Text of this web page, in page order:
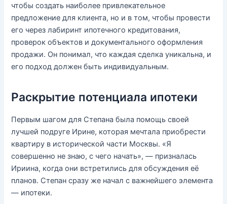
чтобы создать наиболее привлекательное
предложение для клиента, но и в том, чтобы провести
его через лабиринт ипотечного кредитования,
проверок объектов и документального оформления
продажи. Он понимал, что каждая сделка уникальна, и
его подход должен быть индивидуальным.
Раскрытие потенциала ипотеки
Первым шагом для Степана была помощь своей
лучшей подруге Ирине, которая мечтала приобрести
квартиру в исторической части Москвы. «Я
совершенно не знаю, с чего начать», — призналась
Ириина, когда они встретились для обсуждения её
планов. Степан сразу же начал с важнейшего элемента
— ипотеки.